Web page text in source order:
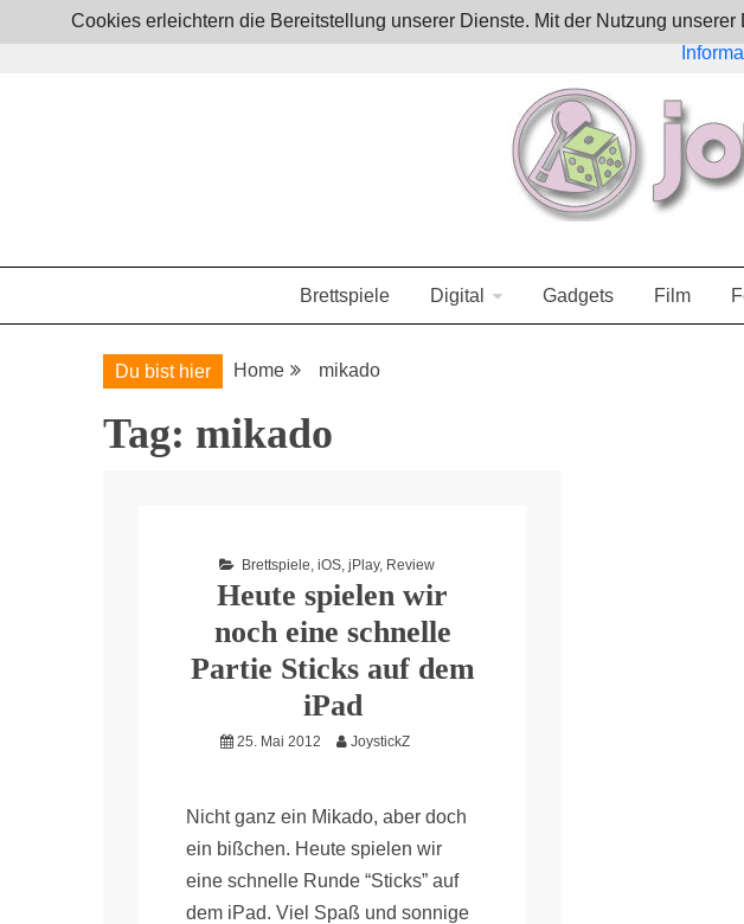
to
JoystickZ
Brettspiele Digital Gadgets Film
Du bist hier Home mikado
Tag: mikado
Brettspiele, iOS, jPlay, Review
Heute spielen wir
noch eine schnelle
Partie Sticks auf dem
iPad
25. Mai 2012 JoystickZ
Nicht ganz ein Mikado, aber doch
ein bißchen. Heute spielen wir
eine schnelle Runde “Sticks” auf
dem iPad. Viel Spaß und sonnige
Cookies erleichtern die Bereitstellung unserer Dienste. Mit der Nutzung